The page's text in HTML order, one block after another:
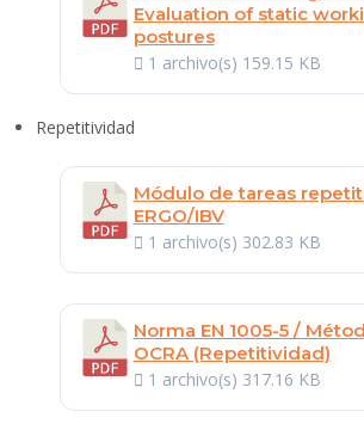
Evaluation of static
postures
1 archivo(s) 159.15 KB
Repetitividad
Módulo de tareas
ERGO/IBV
1 archivo(s) 302.83 KB
Norma EN 1005-5 /
OCRA (Repetitividad)
1 archivo(s) 317.16 KB